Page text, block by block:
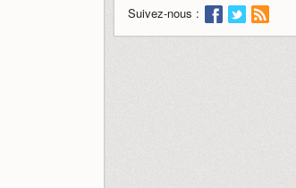
Suivez-nous :